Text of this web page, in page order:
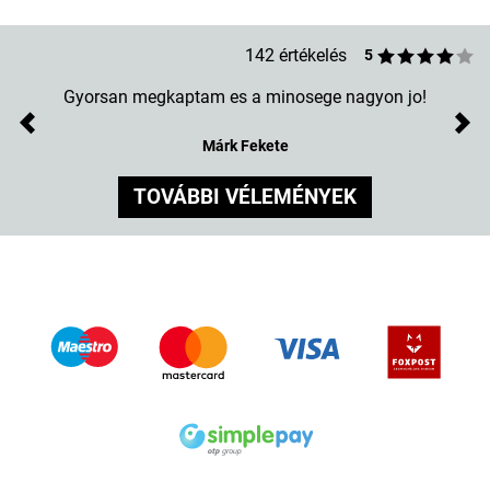
142 értékelés 5
Gyorsan megkaptam es a minosege nagyon jo!
Márk Fekete
Previous
TOVÁBBI VÉLEMÉNYEK